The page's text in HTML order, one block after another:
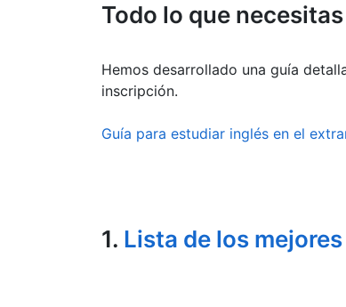
Todo lo que
Hemos desarrollado una guía
inscripción.
Guía para estudiar inglés en el
1. Lista de los